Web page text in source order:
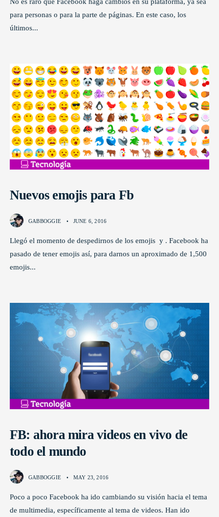
para personas o para la parte de páginas. En este caso, los
últimos...
Nuevos emojis para Fb
GABBOGGIE • JUNE 6, 2016
Llegó el momento de despedirnos de los emojis y . Facebook ha
pasado de tener emojis así, para darnos un aproximado de 1,500
emojis...
FB: ahora mira videos en vivo de
todo el mundo
GABBOGGIE • MAY 23, 2016
Poco a poco Facebook ha ido cambiando su visión hacia el tema
de multimedia, específicamente al tema de videos. Han ido